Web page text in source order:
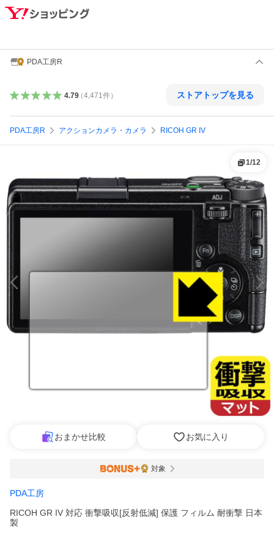
PDA工房R
4.79（4,471件） ストアトップを見る
PDA工房R アクションカメラ・カメラ RICOH GR IV
1/12
おまかせ比較 お気に入り
対象
PDA工房
RICOH GR IV 対応 衝撃吸収[反射低減] 保護 フィルム 耐衝撃 日本
製